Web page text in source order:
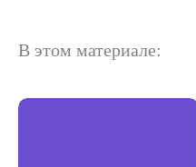
В этом материале: